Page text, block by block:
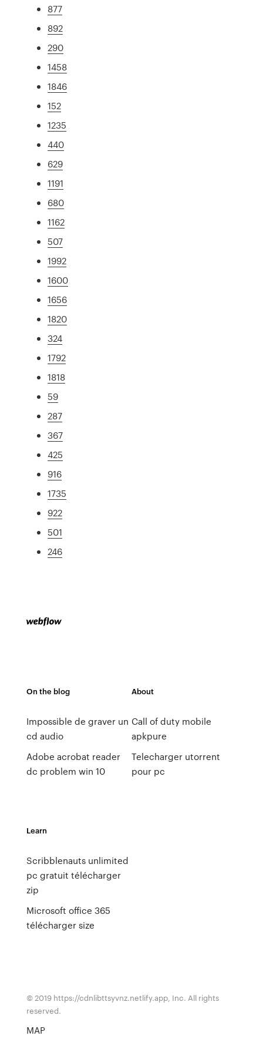
877
892
290
1458
1846
152
1235
440
629
1191
680
1162
507
1992
1600
1656
1820
324
1792
1818
59
287
367
425
916
1735
922
501
246
On the blog
Impossible de graver un
cd audio
Adobe acrobat reader
dc problem win 10
About
Call of duty mobile
apkpure
Telecharger utorrent
pour pc
Learn
Scribblenauts unlimited
pc gratuit télécharger
zip
Microsoft office 365
télécharger size
© 2019 https://cdnlibttsyvnz.netlify.app, Inc. All rights
reserved.
MAP